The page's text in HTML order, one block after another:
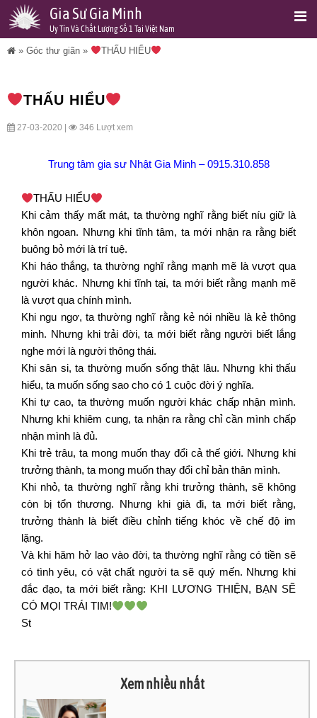
Gia Sư Gia Minh
Uy Tín Và Chất Lượng Số 1 Tại Việt Nam
» Góc thư giãn » THẤU HIỂU
THẤU HIỂU
27-03-2020 | 346 Lượt xem
Trung tâm gia sư Nhật Gia Minh–0915.310.858
THẤU HIỂU
Khi cảm thấy mất mát, ta thường nghĩ rằng biết níu giữ là
khôn ngoan. Nhưng khi tĩnh tâm, ta mới nhận ra rằng biết
buông bỏ mới là trí tuệ.
Khi háo thắng, ta thường nghĩ rằng mạnh mẽ là vượt qua
người khác. Nhưng khi tĩnh tại, ta mới biết rằng mạnh mẽ
là vượt qua chính mình.
Khi ngu ngơ, ta thường nghĩ rằng kẻ nói nhiều là kẻ thông
minh. Nhưng khi trải đời, ta mới biết rằng người biết lắng
nghe mới là người thông thái.
Khi sân si, ta thường muốn sống thật lâu. Nhưng khi thấu
hiểu, ta muốn sống sao cho có 1 cuộc đời ý nghĩa.
Khi tự cao, ta thường muốn người khác chấp nhận mình.
Nhưng khi khiêm cung, ta nhận ra rằng chỉ cần mình chấp
nhận mình là đủ.
Khi trẻ trâu, ta mong muốn thay đổi cả thế giới. Nhưng khi
trưởng thành, ta mong muốn thay đổi chỉ bản thân mình.
Khi nhỏ, ta thường nghĩ rằng khi trưởng thành, sẽ không
còn bị tổn thương. Nhưng khi già đi, ta mới biết rằng,
trưởng thành là biết điều chỉnh tiếng khóc về chế độ im
lặng.
Và khi hăm hở lao vào đời, ta thường nghĩ rằng có tiền sẽ
có tình yêu, có vật chất người ta sẽ quý mến. Nhưng khi
đắc đạo, ta mới biết rằng: KHI LƯƠNG THIỆN, BẠN SẼ
CÓ MỌI TRÁI TIM!
St
Xem nhiều nhất